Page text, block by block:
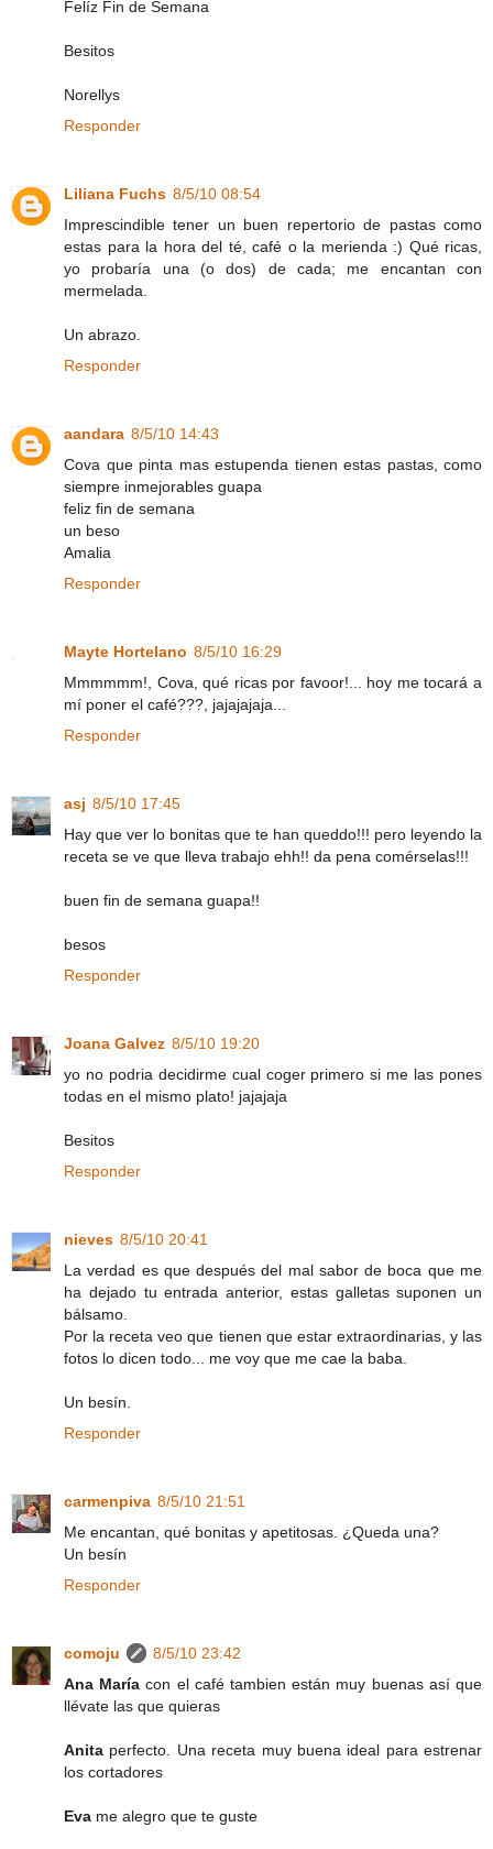
Felíz Fin de Semana
Besitos
Norellys
Responder
Liliana Fuchs 8/5/10 08:54
Imprescindible tener un buen repertorio de pastas como
estas para la hora del té, café o la merienda :) Qué ricas,
yo probaría una (o dos) de cada; me encantan con
mermelada.
Un abrazo.
Responder
aandara 8/5/10 14:43
Cova que pinta mas estupenda tienen estas pastas, como
siempre inmejorables guapa
feliz fin de semana
un beso
Amalia
Responder
Mayte Hortelano 8/5/10 16:29
Mmmmmm!, Cova, qué ricas por favoor!... hoy me tocará a
mí poner el café???, jajajajaja...
Responder
asj 8/5/10 17:45
Hay que ver lo bonitas que te han queddo!!! pero leyendo la
receta se ve que lleva trabajo ehh!! da pena comérselas!!!
buen fin de semana guapa!!
besos
Responder
Joana Galvez 8/5/10 19:20
yo no podria decidirme cual coger primero si me las pones
todas en el mismo plato! jajajaja
Besitos
Responder
nieves 8/5/10 20:41
La verdad es que después del mal sabor de boca que me
ha dejado tu entrada anterior, estas galletas suponen un
bálsamo.
Por la receta veo que tienen que estar extraordinarias, y las
fotos lo dicen todo... me voy que me cae la baba.
Un besín.
Responder
carmenpiva 8/5/10 21:51
Me encantan, qué bonitas y apetitosas. ¿Queda una?
Un besín
Responder
comoju
8/5/10 23:42
Ana Maríacon el café tambien están muy buenas así que
llévate las que quieras
Anita perfecto. Una receta muy buena ideal para estrenar
los cortadores
Eva me alegro que te guste